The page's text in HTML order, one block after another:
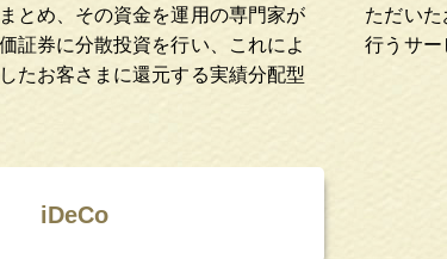
とめ、その資金を運用の専門家が
証券に分散投資を行い、これによ
たお客さまに還元する実績分配型
ただい
行うサー
iDeCo